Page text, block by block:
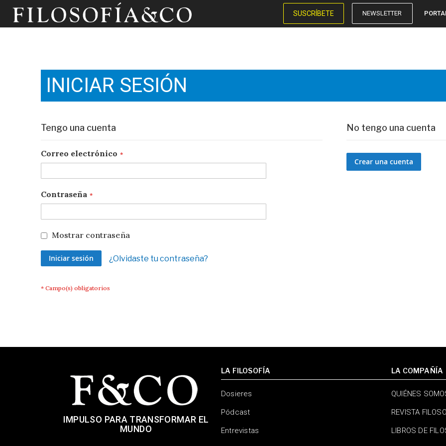
SUSCRÍBETE NEWSLETTER
INICIAR SESIÓN
Tengo una cuenta
Correo electrónico
Contraseña
Mostrar contraseña
Iniciar sesión ¿Olvidaste tu contraseña?
No tengo una cuenta
Crear una cuenta
IMPULSO PARA TRANSFORMAR EL
MUNDO
LA FILOSOFÍA
Dosieres
Pódcast
Entrevistas
LA COMPAÑÍA
QUIÉNES
REVISTA
LIBROS DE